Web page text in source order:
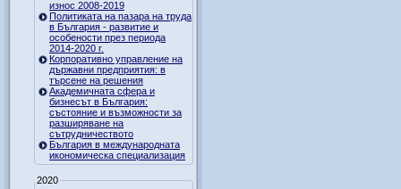
износ 2008-2019
Политиката на пазара на труда
в България - развитие и
особености през периода
2014-2020 г.
Корпоративно управление на
държавни предприятия: в
търсене на решения
Академичната сфера и
бизнесът в България:
състояние и възможности за
разширяване на
сътрудничеството
България в международната
икономическа специализация
2020